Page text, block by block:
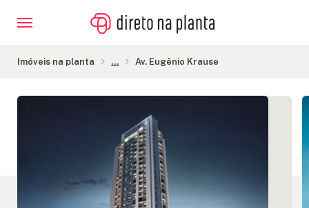
Imóveis na planta ... Av. Eugênio Krause
Galeria de Imagens